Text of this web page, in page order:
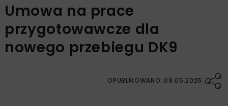
Umowa na prace
przygotowawcze dla
nowego przebiegu DK9
OPUBLIKOWANO: 09.05.2025